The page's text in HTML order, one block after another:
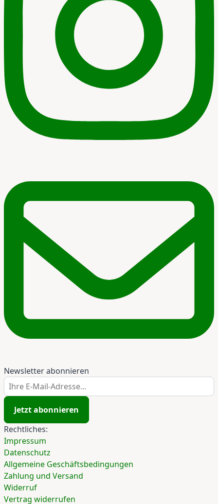
Newsletter abonnieren
Ihre E-Mail-Adresse...
Jetzt abonnieren
Rechtliches:
Impressum
Datenschutz
Allgemeine Geschäftsbedingungen
Zahlung und Versand
Widerruf
Vertrag widerrufen